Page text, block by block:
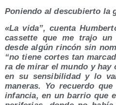
Ponien­do al des­cu­bier­to la
«La vida”, cuen­ta
cas­set­te que me tra­jo un
des­de algún rin­cón sin
“no tie­ne cor­tes tan
ra de mirar el mun­do y hay
en su sen­si­bi­li­dad y lo
mane­ras. Yo recuer­do
infan­cia, en un barrio que